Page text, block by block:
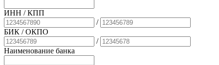
ИНН / КПП
/
БИК / ОКПО
/
Наименование банка